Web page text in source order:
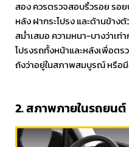
สอง ควรตรวจสอบริ้วรอย รอ
หลัง ฝากระโปรง และด้านข้าง
สม่ำเสมอ ความหนา-บางว่าเท่
โปรงรถทั้งหน้าและหลังเพื่อต
ถังว่าอยู่ในสภาพสมบูรณ์ หรือ
2. สภาพภายในรถยนต์